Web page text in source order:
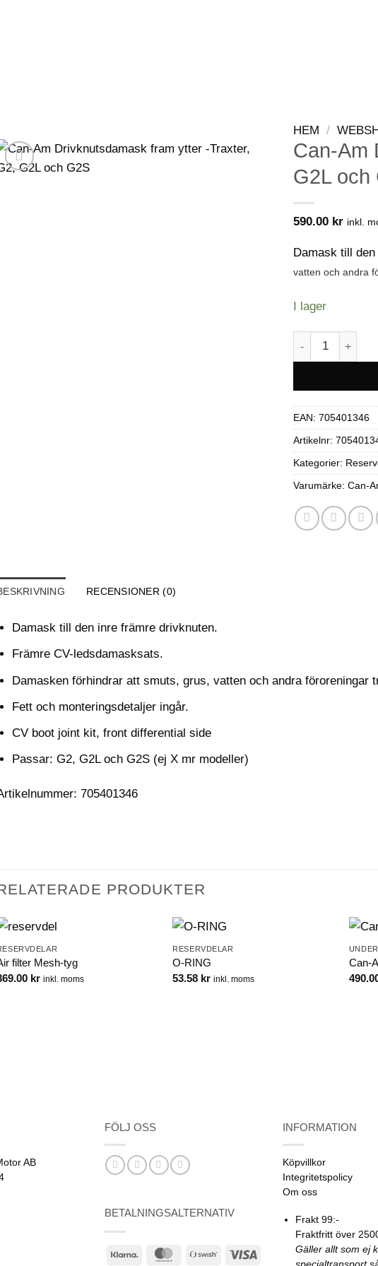
HEM /
Can-Am
G2L och
590.00 kr inkl.
Damask till
vatten och andra
I lager
Can-Am
EAN: 705401346
Artikelnr:
Kategorier:
Varumärke: Can-
RECENSIONER (0)
Damask till den inre främre drivknuten.
Främre CV-ledsdamasksats.
Damasken förhindrar att smuts, grus, vatten och andra föroreningar
Fett och monteringsdetaljer ingår.
CV boot joint kit, front differential side
Passar: G2, G2L och G2S (ej X mr modeller)
705401346
PRODUKTER
filter Mesh-tyg
kr inkl. moms
RESERVDELAR
O-RING
53.58 kr inkl. moms
Can-
AB
FÖLJ OSS
BETALNINGSALTERNATIV
Klarna MasterCardSwish
INFORMATION
Köpvillkor
Integritetspolicy
Om oss
Frakt 99:-
Fraktfritt över
Gäller allt som ej